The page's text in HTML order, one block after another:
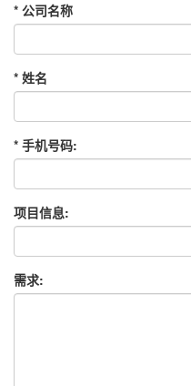
* 公司名称
* 姓名
* 手机号码:
项目信息:
需求: